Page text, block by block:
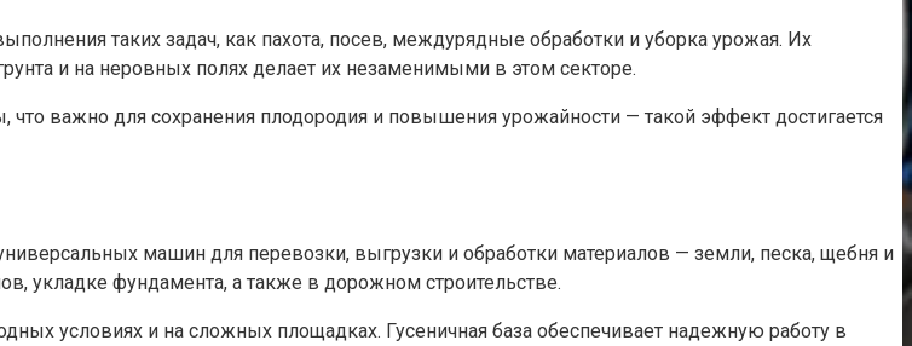
таких задач, как пахота, посев, междурядные обработки и уборка урожая. Их
и на неровных полях делает их незаменимыми в этом секторе.
что важно для сохранения плодородия и повышения урожайности — такой эффект достигается
машин для перевозки, выгрузки и обработки материалов — земли, песка, щебня и
укладке фундамента, а также в дорожном строительстве.
условиях и на сложных площадках. Гусеничная база обеспечивает надежную работу в